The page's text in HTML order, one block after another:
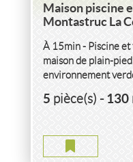
Maison piscine
Montastruc La
À 15min - Piscine
maison de plain-
environnement
de p-pied saura
5pièce(s)-130
VENTE
APPARTEMENT P3 +
3